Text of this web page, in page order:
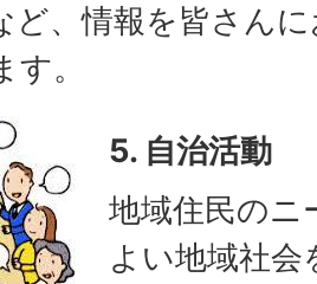
ど、情報を皆さん
。
5. 自治活動
地域住民のニ
よい地域社